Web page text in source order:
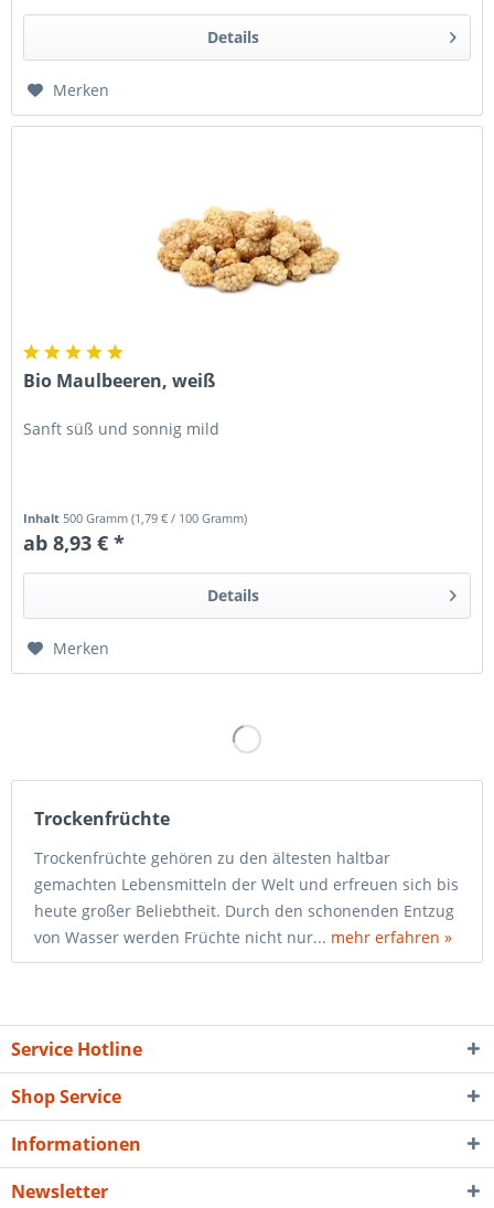
Details
Merken
Bio Maulbeeren, weiß
Sanft süß und sonnig mild
Inhalt500 Gramm(1,79 € / 100 Gramm)
ab 8,93 € *
Details
Merken
Trockenfrüchte
Trockenfrüchte gehören zu den ältesten haltbar
gemachten Lebensmitteln der Welt und erfreuen sich bis
heute großer Beliebtheit. Durch den schonenden Entzug
von Wasser werden Früchte nicht nur... mehr erfahren »
Service Hotline
Shop Service
Informationen
Newsletter